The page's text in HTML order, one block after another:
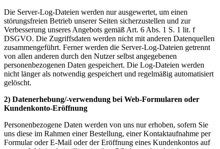
Die Server-Log-Dateien werden nur ausgewertet, um einen
störungsfreien Betrieb unserer Seiten sicherzustellen und zur
Verbesserung unseres Angebots gemäß Art. 6 Abs. 1 S. 1 lit. f
DSGVO. Die Zugriffsdaten werden nicht mit anderen Datenquellen
zusammengeführt. Ferner werden die Server-Log-Dateien getrennt
von allen anderen durch den Nutzer selbst angegebenen
personenbezogenen Daten gespeichert. Die Log-Dateien werden
nicht länger als notwendig gespeichert und regelmäßig automatisiert
gelöscht.
2) Datenerhebung/-verwendung bei Web-Formularen oder
Kundenkonto-Eröffnung
Personenbezogene Daten werden von uns nur erhoben, sofern Sie
uns diese im Rahmen einer Bestellung, einer Kontaktaufnahme per
Formular oder E-Mail oder der Eröffnung eines Kundenkontos auf